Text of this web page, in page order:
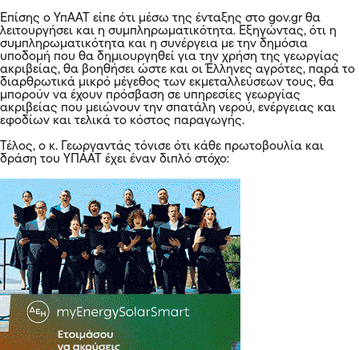
Επίσης ο ΥπΑΑΤ είπε ότι μέσω της ένταξης στο gov.gr θα
λειτουργήσει και η συμπληρωματικότητα. Εξηγώντας, ότι η
συμπληρωματικότητα και η συνέργεια με την δημόσια
υποδομή που θα δημιουργηθεί για την χρήση της γεωργίας
ακριβείας, θα βοηθήσει ώστε και οι Έλληνες αγρότες, παρά το
διαρθρωτικά μικρό μέγεθος των εκμεταλλεύσεων τους, θα
μπορούν να έχουν πρόσβαση σε υπηρεσίες γεωργίας
ακριβείας που μειώνουν την σπατάλη νερού, ενέργειας και
εφοδίων και τελικά το κόστος παραγωγής.
Τέλος, ο κ. Γεωργαντάς τόνισε ότι κάθε πρωτοβουλία και
δράση του ΥΠΑΑΤ έχει έναν διπλό στόχο: